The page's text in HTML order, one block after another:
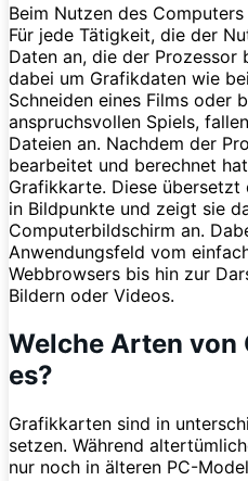
Beim Nutzen des
Für jede Tätigkeit, die der
Daten an, die der Prozessor
dabei um Grafikdaten wie
Schneiden eines Films oder
anspruchsvollen Spiels,
Dateien an. Nachdem der
bearbeitet und berechnet
Grafikkarte. Diese übersetzt
in Bildpunkte und zeigt sie
Computerbildschirm an.
Anwendungsfeld vom
Webbrowsers bis hin zur
Bildern oder Videos.
Welche Arten
es?
Grafikkarten sind in
setzen. Während
nur noch in älteren PC-